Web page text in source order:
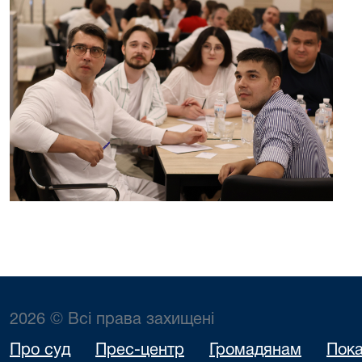
2026 © Всі права захищені
Про суд Прес-центр Громадянам